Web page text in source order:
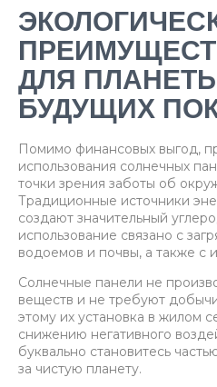
ДЛЯ
БУДУЩИХ
Помимо финансовых выгод,
использования солнечных
точки зрения заботы об
Традиционные источники
создают значительный
использование связано с
водоемов и почвы, а также с
Солнечные панели не
веществ и не требуют
этому их установка в жилом
снижению негативного
буквально становитесь
за чистую планету.